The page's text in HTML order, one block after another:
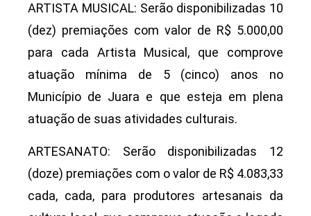
ARTISTA MUSICAL: Serão disponibilizadas 10
(dez) premiações com valor de R$ 5.000,00
para cada Artista Musical, que comprove
atuação mínima de 5 (cinco) anos no
Município de Juara e que esteja em plena
atuação de suas atividades culturais.
ARTESANATO: Serão disponibilizadas 12
(doze) premiações com o valor de R$ 4.083,33
cada, cada, para produtores artesanais da